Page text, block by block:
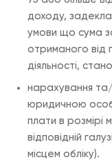
доходу,
умови що сума
отриманого від
діяльності,
нарахування
юридичною
плати в розмірі
відповідній
місцем обліку).